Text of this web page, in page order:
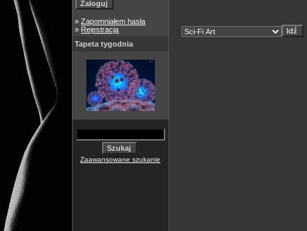
»Zapomniałem hasła
» Rejestracja
Tapeta tygodnia
Zaawansowane szukanie